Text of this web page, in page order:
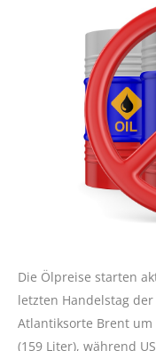
Die Ölpreise starten
letzten Handelstag
Atlantiksorte Brent um
(159 Liter), während